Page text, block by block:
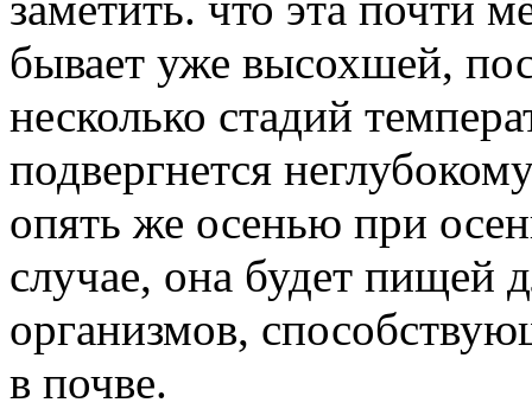
бывает уже высохшей,
несколько стадий
подвергнется
опять же осенью при
случае, она будет пищей
организмов,
в почве.